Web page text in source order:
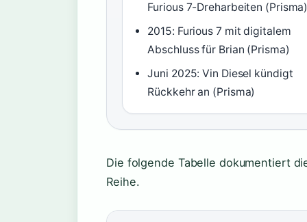
Furious 7-Dreharbeiten
2015: Furious 7 mit digitalem
Abschluss für Brian (Prisma)
Juni 2025: Vin Diesel kündigt
Rückkehr an (Prisma)
Die folgende Tabelle dokumentiert
Reihe.